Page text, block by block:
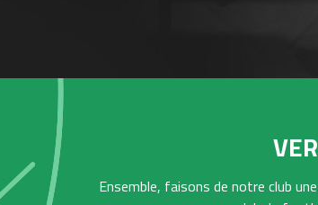
Ensemble, faisons de notre club